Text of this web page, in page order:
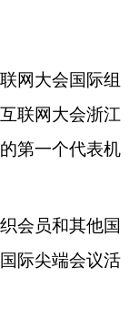
网大会国际组
联网大会浙江
第一个代表机
会员和其他国
际尖端会议活